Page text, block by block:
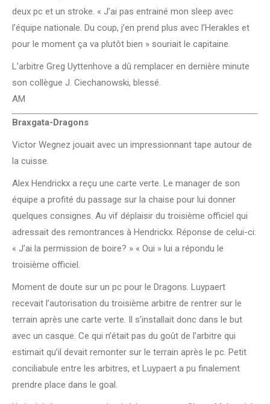
deux pc et un stroke. « J’ai pas entrainé mon sleep avec
l’équipe nationale. Du coup, j’en prend plus avec l’Herakles et
pour le moment ça va plutôt bien » souriait le capitaine.
L’arbitre Greg Uyttenhove a dû remplacer en dernière minute
son collègue J. Ciechanowski, blessé.
AM
Braxgata-Dragons
Victor Wegnez jouait avec un impressionnant tape autour de
la cuisse.
Alex Hendrickx a reçu une carte verte. Le manager de son
équipe a profité du passage sur la chaise pour lui donner
quelques consignes. Au vif déplaisir du troisième officiel qui
adressait des remontrances à Hendrickx. Réponse de celui-ci:
« J’ai la permission de boire? » « Oui » lui a répondu le
troisième officiel.
Moment de doute sur un pc pour le Dragons. Luypaert
recevait l’autorisation du troisième arbitre de rentrer sur le
terrain après une carte verte. Il s’installait donc dans le but
avec un casque. Ce qui n’était pas du goût de l’arbitre qui
estimait qu’il devait remonter sur le terrain après le pc. Petit
conciliabule entre les arbitres, et Luypaert a pu finalement
prendre place dans le goal.